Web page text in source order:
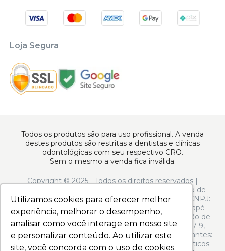
Utilizamos cookies para oferecer melhor
experiência, melhorar o desempenho,
analisar como você interage em nosso site
e personalizar conteúdo. Ao utilizar este
site, você concorda com o uso de cookies.
Utilizamos cookies para oferecer melhor
experiência, melhorar o desempenho,
analisar como você interage em nosso site
e personalizar conteúdo. Ao utilizar este
site, você concorda com o uso de cookies.
Loja Segura
Todos os produtos são para uso profissional. A venda
destes produtos são restritas a dentistas e clínicas
odontológicas com seu respectivo CRO.
Sem o mesmo a venda fica inválida.
Copyright © 2025 - Todos os direitos reservados |
www.apoiodental.com.br | Apoio Dental Comércio de
Produtos e Equipamentos Odontológicos LTDA | CNPJ:
10.925.214/0001-22 | Rua Serra de Juréa, 250 - Tatuapé -
São Paulo - SP - CEP 03323-020 | N° de Autorização de
Funcionamento ANVISA: - Medicamentos: 1.13.597-9,
Produtos para Saúde (Correlatos): 8.08.058-9, Saneantes:
3.04.973-2, Perfumes/Produtos de Higiene/Cosméticos: